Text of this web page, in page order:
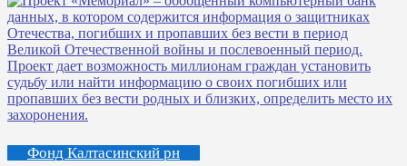
Фонд Калтасинский рн